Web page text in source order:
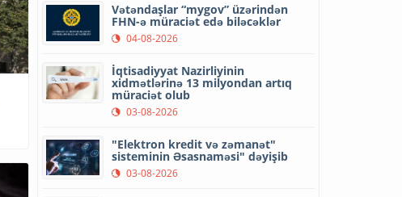
Vətəndaşlar “mygov” üzərindən
FHN-ə müraciət edə biləcəklər
04-08-2026
İqtisadiyyat Nazirliyinin
xidmətlərinə 13 milyondan artıq
müraciət olub
03-08-2026
"Elektron kredit və zəmanət"
sisteminin Əsasnaməsi" dəyişib
03-08-2026